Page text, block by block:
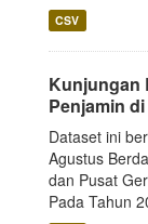
CSV
Kunjungan
Penjamin
Dataset ini
Agustus
dan Pusat
Pada Tahun